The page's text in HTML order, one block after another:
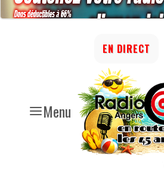
Menu
EN DIRECT